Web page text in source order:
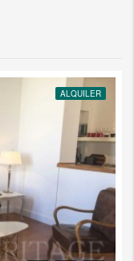
ALQUILER